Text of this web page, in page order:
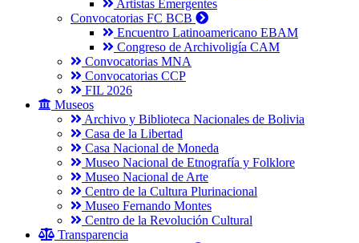
Artistas Emergentes
Convocatorias FC BCB
Encuentro Latinoamericano EBAM
Congreso de Archivoligía CAM
Convocatorias MNA
Convocatorias CCP
FIL 2026
Museos
Archivo y Biblioteca Nacionales de Bolivia
Casa de la Libertad
Casa Nacional de Moneda
Museo Nacional de Etnografía y Folklore
Museo Nacional de Arte
Centro de la Cultura Plurinacional
Museo Fernando Montes
Centro de la Revolución Cultural
Transparencia